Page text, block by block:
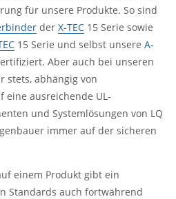
für unsere Produkte. So sind
der X-TEC 15 Serie sowie
15 Serie und selbst unsere A-
Aber auch bei unseren
stets, abhängig von
eine ausreichende UL-
und Systemlösungen von LQ
immer auf der sicheren
einem Produkt gibt ein
Standards auch fortwährend